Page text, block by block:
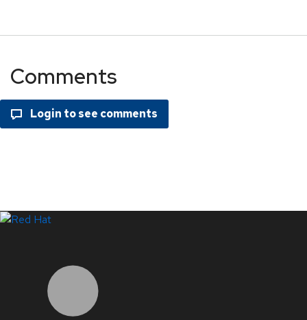
Comments